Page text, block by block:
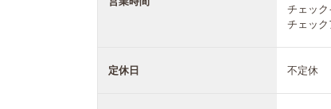
チェッ
チェッ
定休日 不定休